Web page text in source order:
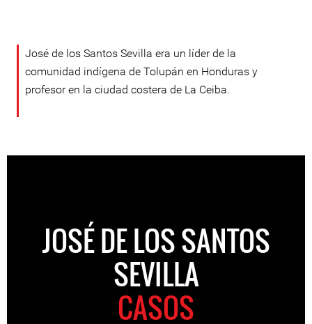
José de los Santos Sevilla era un líder de la
comunidad indígena de Tolupán en Honduras y
profesor en la ciudad costera de La Ceiba.
JOSÉ DE LOS SANTOS
SEVILLA
CASOS